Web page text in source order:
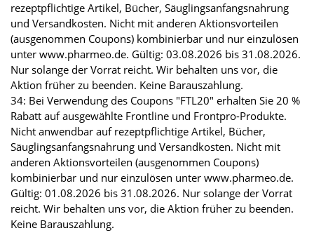
rezeptpflichtige Artikel, Bücher, Säuglingsanfangsnahrung
und Versandkosten. Nicht mit anderen Aktionsvorteilen
(ausgenommen Coupons) kombinierbar und nur einzulösen
unter www.pharmeo.de. Gültig: 03.08.2026 bis 31.08.2026.
Nur solange der Vorrat reicht. Wir behalten uns vor, die
Aktion früher zu beenden. Keine Barauszahlung.
34: Bei Verwendung des Coupons "FTL20" erhalten Sie 20 %
Rabatt auf ausgewählte Frontline und Frontpro-Produkte.
Nicht anwendbar auf rezeptpflichtige Artikel, Bücher,
Säuglingsanfangsnahrung und Versandkosten. Nicht mit
anderen Aktionsvorteilen (ausgenommen Coupons)
kombinierbar und nur einzulösen unter www.pharmeo.de.
Gültig: 01.08.2026 bis 31.08.2026. Nur solange der Vorrat
reicht. Wir behalten uns vor, die Aktion früher zu beenden.
Keine Barauszahlung.